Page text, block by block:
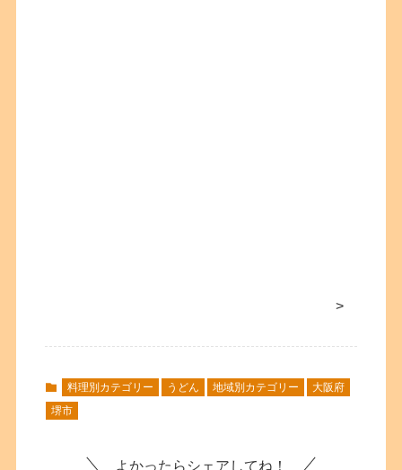
>
料理別カテゴリー うどん 地域別カテゴリー
大阪府
堺市
よかったらシェアしてね！